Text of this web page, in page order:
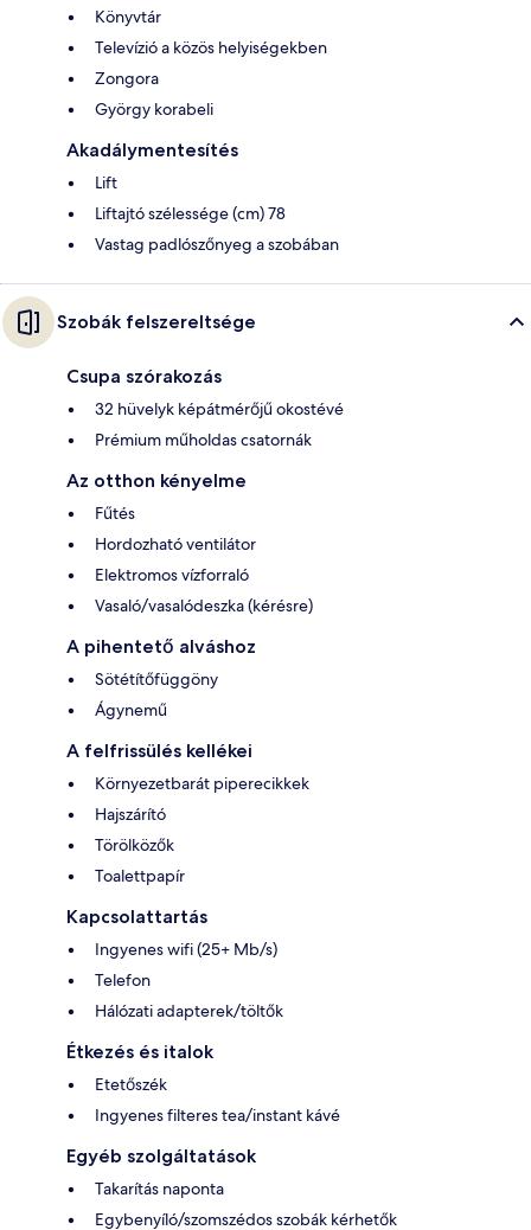
Könyvtár
Televízió a közös helyiségekben
Zongora
György korabeli
Akadálymentesítés
Lift
Liftajtó szélessége (cm) 78
Vastag padlószőnyeg a szobában
Szobák felszereltsége
Csupa szórakozás
32 hüvelyk képátmérőjű okostévé
Prémium műholdas csatornák
Az otthon kényelme
Fűtés
Hordozható ventilátor
Elektromos vízforraló
Vasaló/vasalódeszka (kérésre)
A pihentető alváshoz
Sötétítőfüggöny
Ágynemű
A felfrissülés kellékei
Környezetbarát piperecikkek
Hajszárító
Törölközők
Toalettpapír
Kapcsolattartás
Ingyenes wifi (25+ Mb/s)
Telefon
Hálózati adapterek/töltők
Étkezés és italok
Etetőszék
Ingyenes filteres tea/instant kávé
Egyéb szolgáltatások
Takarítás naponta
Egybenyíló/szomszédos szobák kérhetők